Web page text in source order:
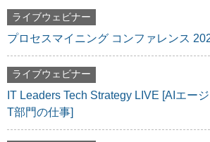
ライブウェビナー
プロセスマイニング コンファレンス
ライブウェビナー
IT Leaders Tech Strategy LIVE [AIエー
T部門の仕事]